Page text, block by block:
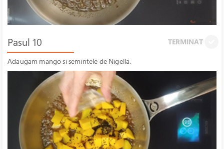
Pasul 10 TERMINAT
Adaugam mango si semintele de Nigella.